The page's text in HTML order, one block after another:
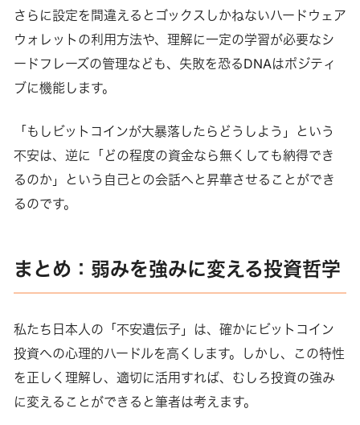
さらに設定を間違えるとゴックスしかねないハードウェア
ウォレットの利用方法や、理解に一定の学習が必要なシ
ードフレーズの管理なども、失敗を恐るDNAはポジティ
ブに機能します。
「もしビットコインが大暴落したらどうしよう」という
不安は、逆に「どの程度の資金なら無くしても納得でき
るのか」という自己との会話へと昇華させることができ
るのです。
まとめ：弱みを強みに変える投資哲学
私たち日本人の「不安遺伝子」は、確かにビットコイン
投資への心理的ハードルを高くします。しかし、この特性
を正しく理解し、適切に活用すれば、むしろ投資の強み
に変えることができると筆者は考えます。